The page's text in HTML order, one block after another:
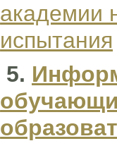
академии
испытания
5.